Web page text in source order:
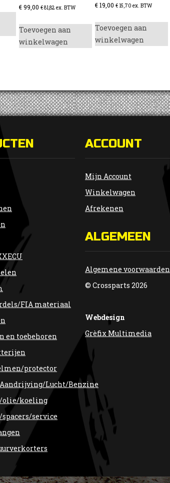
€99,00 €81,82 ex. BTW
Toevoegen aan
winkelwagen
€19,00 €15,70 ex. BTW
Toevoegen aan
winkelwagen
FIA materiaal
en toebehoren
protector
Lucht/Benzine
olie/koeling
service
ACCOUNT
Mijn Account
Winkelwagen
Afrekenen
ALGEMEEN
Algemene voorwaarden
© Crossparts 2026
Webdesign
Grèfix Multimedia